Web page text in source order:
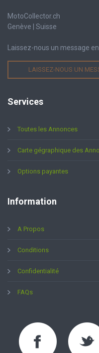
MotoCollector.ch
Genève | Suisse
Laissez-nous un message
LAISSEZ-NOUS UN
Services
Toutes les Annonces
Carte gégraphique des
Options payantes
Information
A Propos
Conditions
Confidentialité
FAQs